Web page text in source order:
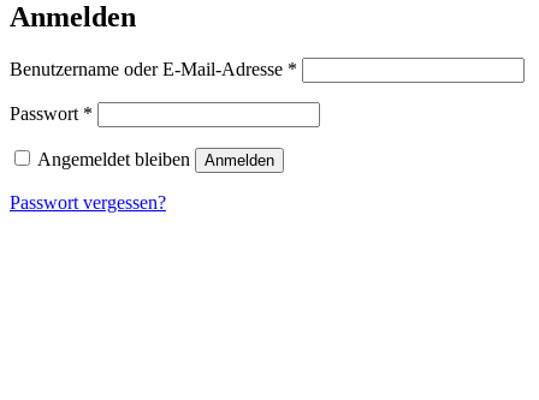
Anmelden
Benutzername oder E-Mail-Adresse *
Passwort *
Angemeldet bleiben Anmelden
Passwort vergessen?